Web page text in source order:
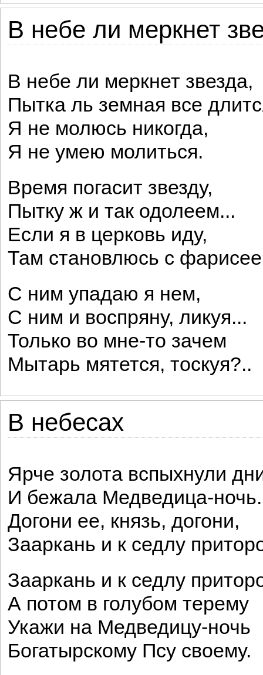
В небе ли меркнет
В небе ли меркнет звезда,
Пытка ль земная все
Я не молюсь никогда,
Я не умею молиться.
Время погасит звезду,
Пытку ж и так одолеем...
Если я в церковь иду,
Там становлюсь с
С ним упадаю я нем,
С ним и воспряну, ликуя...
Только во мне-то зачем
Мытарь мятется, тоскуя?..
В небесах
Ярче золота вспыхнули
И бежала Медведица-ночь.
Догони ее, князь, догони,
Зааркань и к седлу
Зааркань и к седлу
А потом в голубом терему
Укажи на Медведицу-ночь
Богатырскому Псу своему.